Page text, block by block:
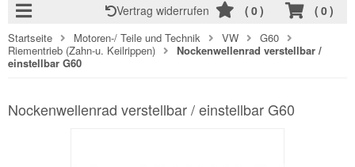
( 0)
Vertrag widerrufen ( 0)
Startseite Motoren-/ Teile und Technik VW
G60
Riementrieb (Zahn-u. Keilrippen)
Nockenwellenrad verstellbar /
einstellbar G60
Nockenwellenrad verstellbar / einstellbar G60